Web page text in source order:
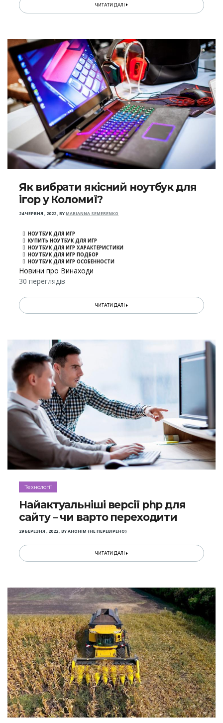
ЧИТАТИ ДАЛІ
Як вибрати якісний ноутбук для
ігор у Коломиї?
24 ЧЕРВНЯ , 2022,BYMARIANNA SEMERENKO
НОУТБУК ДЛЯ ИГР
КУПИТЬ НОУТБУК ДЛЯ ИГР
НОУТБУК ДЛЯ ИГР ХАРАКТЕРИСТИКИ
НОУТБУК ДЛЯ ИГР ПОДБОР
НОУТБУК ДЛЯ ИГР ОСОБЕННОСТИ
Новини про Винаходи
30 переглядів
ЧИТАТИ ДАЛІ
Технології
Найактуальніші версії php для
сайту – чи варто переходити
29 БЕРЕЗНЯ , 2022,BYАНОНІМ (НЕ ПЕРЕВІРЕНО)
ЧИТАТИ ДАЛІ